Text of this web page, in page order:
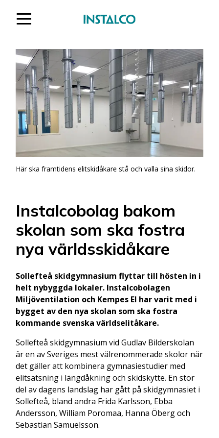
Här ska framtidens elitskidåkare stå och valla sina skidor.
Instalcobolag bakom
skolan som ska fostra
nya världsskidåkare
Sollefteå skidgymnasium flyttar till hösten in i
helt nybyggda lokaler. Instalcobolagen
Miljöventilation och Kempes El har varit med i
bygget av den nya skolan som ska fostra
kommande svenska världselitåkare.
Sollefteå skidgymnasium vid Gudlav Bilderskolan
är en av Sveriges mest välrenommerade skolor när
det gäller att kombinera gymnasiestudier med
elitsatsning i längdåkning och skidskytte. En stor
del av dagens landslag har gått på skidgymnasiet i
Sollefteå, bland andra Frida Karlsson, Ebba
Andersson, William Poromaa, Hanna Öberg och
Sebastian Samuelsson.